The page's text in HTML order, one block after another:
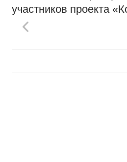
участников проекта